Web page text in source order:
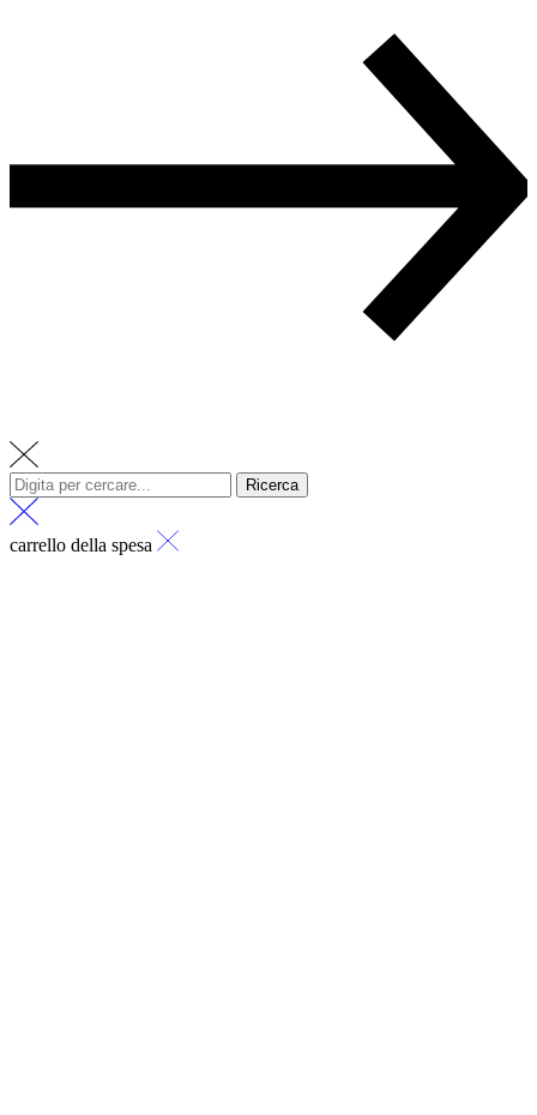
Ricerca
carrello della spesa